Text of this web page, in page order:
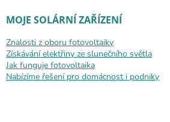
MOJE SOLÁRNÍ ZAŘÍZENÍ
Znalosti z oboru fotovoltaiky
Získávání elektřiny ze slunečního světla
Jak funguje fotovoltaika
Nabízíme řešení pro domácnost i podniky